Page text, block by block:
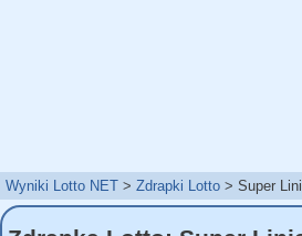
Wyniki Lotto NET Zdrapki Lotto Super